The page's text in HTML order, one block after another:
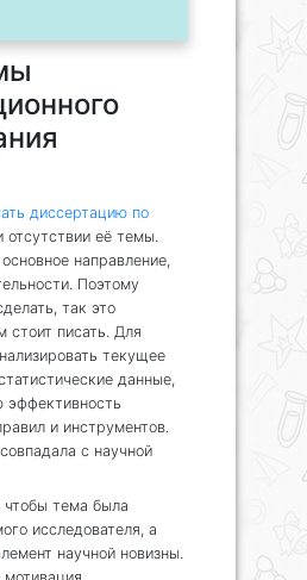
диссертацию по
отсутствии её темы.
направление,
Поэтому
так это
стоит писать. Для
текущее
данные,
эффективность
и инструментов.
с научной
тема была
исследователя, а
научной новизны.